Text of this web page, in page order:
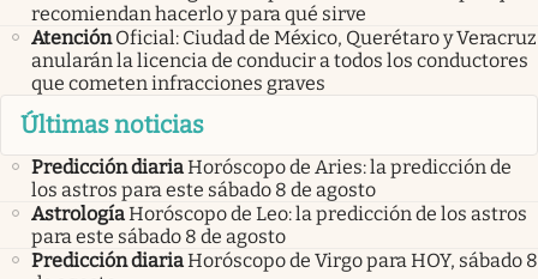
recomiendan hacerlo y para qué sirve
Atención Oficial: Ciudad de México, Querétaro y Veracruz
anularán la licencia de conducir a todos los conductores
que cometen infracciones graves
Últimas noticias
Predicción diariaHoróscopo de Aries: la predicción de
los astros para este sábado 8 de agosto
AstrologíaHoróscopo de Leo: la predicción de los astros
para este sábado 8 de agosto
Predicción diariaHoróscopo de Virgo para HOY, sábado 8